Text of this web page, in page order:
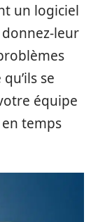
un logiciel
leur
se
équipe
temps